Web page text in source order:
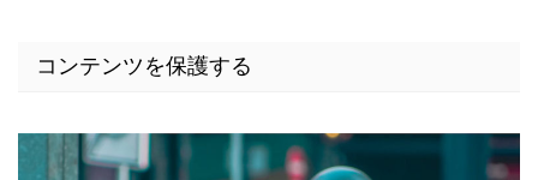
コンテンツを保護する